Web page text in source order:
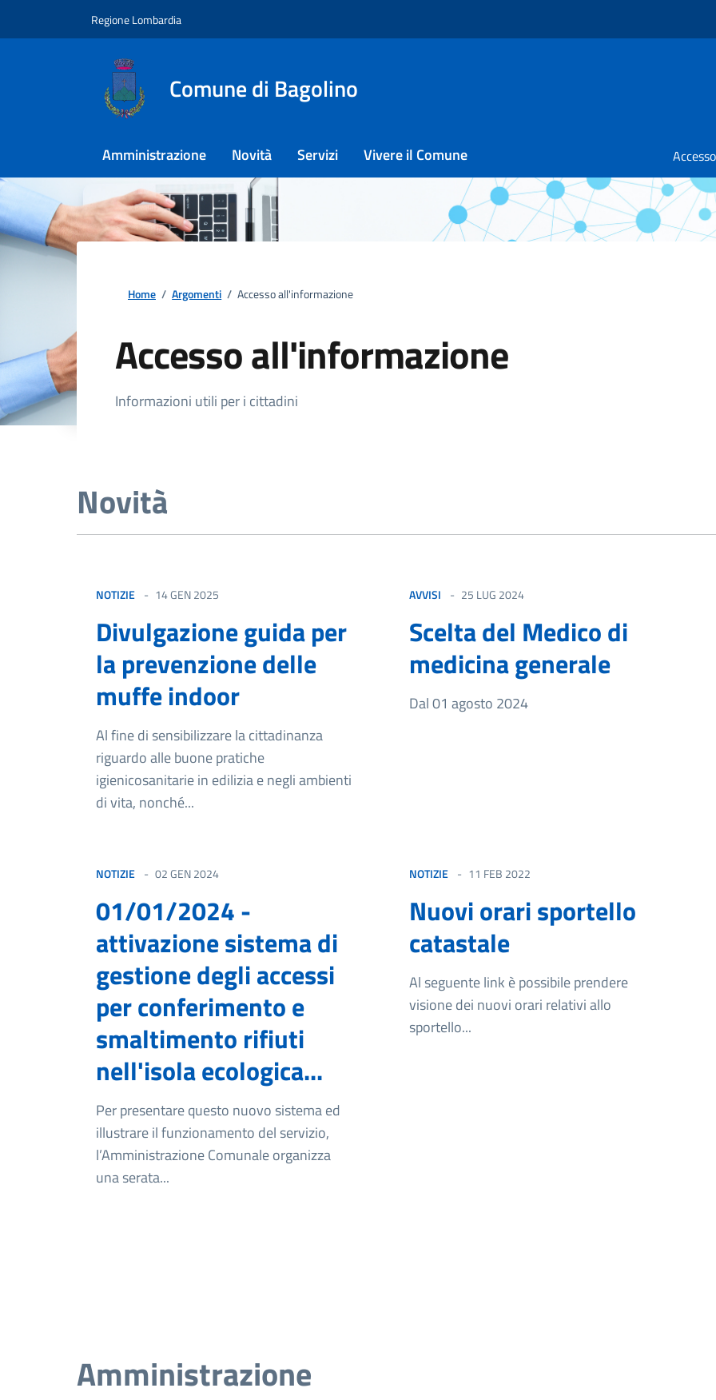
Regione Lombardia
Comune di Bagolino
Amministrazione Novità Servizi Vivere il Comune
Home / Argomenti / Accesso all'informazione
Accesso all'informazione
Dettagli della notizia
Informazioni utili per i cittadini
Novità
NOTIZIE 14 GEN 2025
Divulgazione guida per
la prevenzione delle
muffe indoor
Al fine di sensibilizzare la cittadinanza
riguardo alle buone pratiche
igienicosanitarie in edilizia e negli ambienti
di vita, nonché...
AVVISI 25 LUG 2024
Scelta del Medico di
medicina generale
Dal 01 agosto 2024
NOTIZIE 02 GEN 2024
01/01/2024 -
attivazione sistema di
gestione degli accessi
per conferimento e
smaltimento rifiuti
nell'isola ecologica...
Per presentare questo nuovo sistema ed
illustrare il funzionamento del servizio,
l’Amministrazione Comunale organizza
una serata...
NOTIZIE 11 FEB 2022
Nuovi orari sportello
catastale
Al seguente link è possibile prendere
visione dei nuovi orari relativi allo
sportello...
Amministrazione